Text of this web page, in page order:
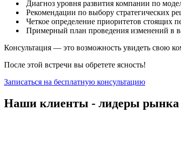
Диагноз уровня развития компании по
Рекомендации по выбору стратегических
Четкое определение приоритетов стоящих
Примерный план проведения изменений в
Консультация — это возможность увидеть свою
После этой встречи вы обретете ясность!
Записаться на бесплатную консультацию
Наши клиенты - лидеры рынка